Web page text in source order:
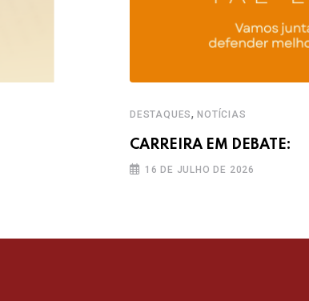
DESTAQUES,NOTÍCIAS
CARREIRA EM DEBATE:
16 DE JULHO DE 2026